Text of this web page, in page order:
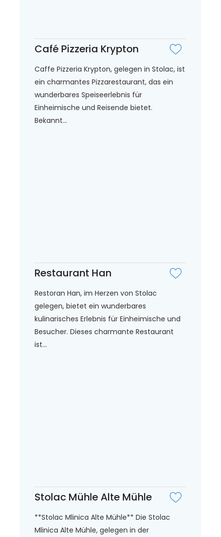
Café Pizzeria Krypton
Caffe Pizzeria Krypton, gelegen in Stolac, ist
ein charmantes Pizzarestaurant, das ein
wunderbares Speiseerlebnis für
Einheimische und Reisende bietet.
Bekannt...
Restaurant Han
Restoran Han, im Herzen von Stolac
gelegen, bietet ein wunderbares
kulinarisches Erlebnis für Einheimische und
Besucher. Dieses charmante Restaurant
ist...
Stolac Mühle Alte Mühle
**Stolac Mlinica Alte Mühle** Die Stolac
Mlinica Alte Mühle, gelegen in der